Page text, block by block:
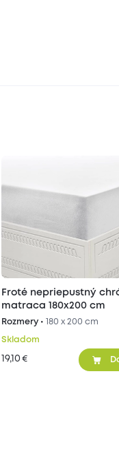
Froté nepriepustný
matraca 180x200 cm
Rozmery • 180 x 200 cm
Skladom
19,10 €